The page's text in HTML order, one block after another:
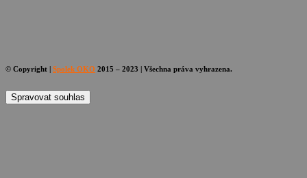
© Copyright | Spolek OKO 2015 – 2023 | Všechna práva vyhrazena.
Spravovat souhlas